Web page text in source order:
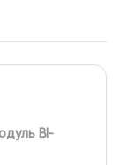
BI-